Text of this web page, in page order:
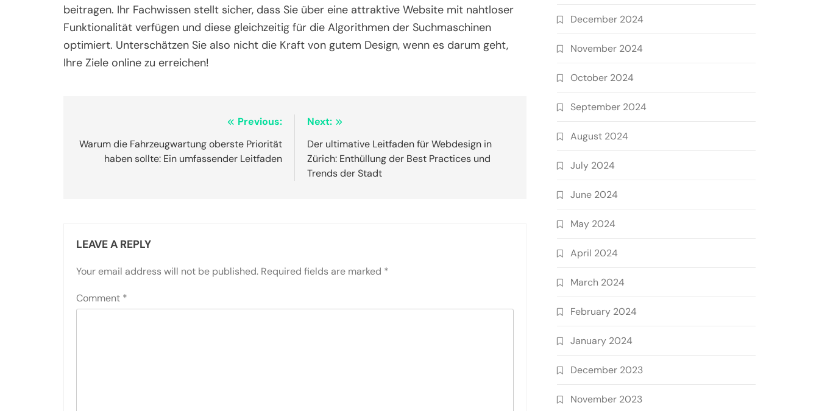
beitragen. Ihr Fachwissen stellt sicher, dass Sie über eine attraktive Website mit nahtloser
Funktionalität verfügen und diese gleichzeitig für die Algorithmen der Suchmaschinen
optimiert. Unterschätzen Sie also nicht die Kraft von gutem Design, wenn es darum geht,
Ihre Ziele online zu erreichen!
navigation
Previous:
Warum die Fahrzeugwartung oberste Priorität
haben sollte: Ein umfassender Leitfaden
Next:
Der ultimative Leitfaden für Webdesign in
Zürich: Enthüllung der Best Practices und
Trends der Stadt
LEAVE A REPLY
Your email address will not be published. Required fields are marked *
Comment *
December 2024
November 2024
October 2024
September 2024
August 2024
July 2024
June 2024
May 2024
April 2024
March 2024
February 2024
January 2024
December 2023
November 2023